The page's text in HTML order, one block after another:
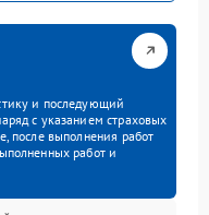
и последующий
с указанием страховых
после выполнения работ
работ и